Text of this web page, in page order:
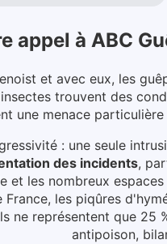
appel à ABC
et avec eux, les
trouvent des
une menace
: une seule
des incidents,
et les nombreux
France, les piqûres
ne représentent que 25
antipoison,